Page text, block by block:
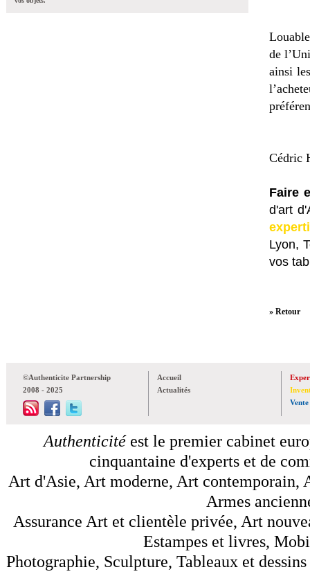
de
ainsi
Cédric
Faire
d'art
Lyon,
vos
» Retour
©Authenticite Partnership
2008 - 2025
Accueil
Actualités
Vente
Authenticitéest le premier cabinet
cinquantaine d'experts et de
Art d'Asie, Art moderne, Art contemporain,
Armes
Assurance Art et clientèle privée, Art
Estampes et livres,
Photographie, Sculpture, Tableaux et